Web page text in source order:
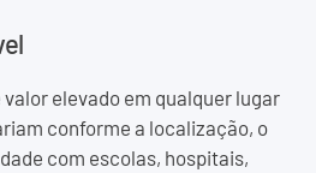
valor elevado em qualquer lugar
conforme a localização, o
com escolas, hospitais,